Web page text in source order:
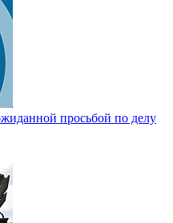
просьбой по делу